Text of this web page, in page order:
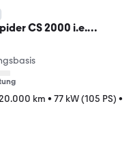
CS 2000 i.e.
km • 77 kW (105 PS) •